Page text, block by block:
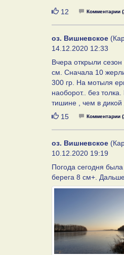
Нравится
12 Комментарии
оз. Вишневское
14.12.2020 12:33
Вчера открыли
см. Сначала 10
300 гр. На мотыля
наоборот.. без
тишине , чем в
Нравится
15 Комментарии
оз. Вишневское
10.12.2020 19:19
Погода сегодня
берега 8 см+.